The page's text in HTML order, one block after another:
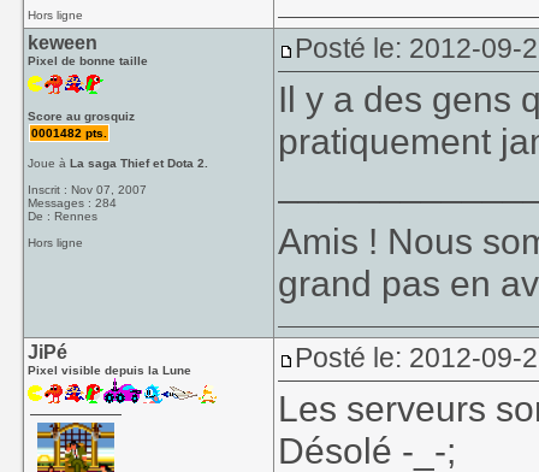
Hors ligne
keween
Pixel de bonne taille
Score au grosquiz
0001482 pts.
Joue àLa saga Thief et Dota 2.
Inscrit : Nov 07, 2007
Messages : 284
De : Rennes
Hors ligne
Posté le: 2012-09-
Il y a des gens
pratiquement
Amis ! Nous
grand pas en
JiPé
Pixel visible depuis la Lune Posté le: 2012-09-
Les serveurs
Désolé -_-;